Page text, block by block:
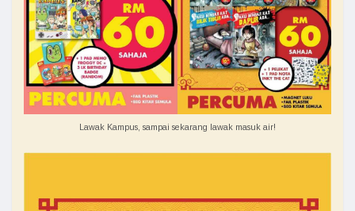
Lawak Kampus, sampai sekarang lawak masuk air!